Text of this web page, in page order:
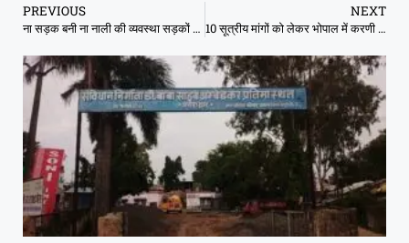
PREVIOUS
ना सड़क बनी ना नाली की व्यवस्था सड़कों में बह रहा गंदा पानी स्वच्छता अभियान की उड़ाई जा रही धज्जियां ग्रामीणों में आक्रोश
NEXT
10 सूत्रीय मांगों को लेकर भोपाल में करणी सेना का जंगी प्रदर्शन।